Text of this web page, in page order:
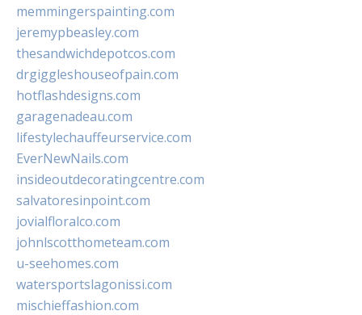
memmingerspainting.com
jeremypbeasley.com
thesandwichdepotcos.com
drgiggleshouseofpain.com
hotflashdesigns.com
garagenadeau.com
lifestylechauffeurservice.com
EverNewNails.com
insideoutdecoratingcentre.com
salvatoresinpoint.com
jovialfloralco.com
johnlscotthometeam.com
u-seehomes.com
watersportslagonissi.com
mischieffashion.com